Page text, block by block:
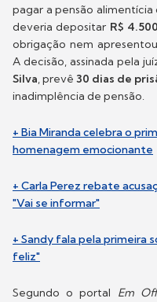
pagar a pensão alimentícia
deveria depositar R$
obrigação nem
A decisão, assinada pela
Silva, prevê 30 dias de
inadimplência de pensão.
+ Bia Miranda celebra o
homenagem emocionante
+ Carla Perez rebate
"Vai se informar"
+ Sandy fala pela primeira
feliz"
Segundo o portal Em Off